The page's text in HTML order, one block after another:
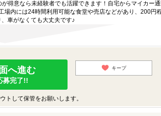
得意なら未経験者でも活躍できます！自宅からマイカー
内には24時間利用可能な食堂や売店などがあり、200円
車がなくても大丈夫です♪
へ進む
募完了!!
キープ
トして保管をお願いします。